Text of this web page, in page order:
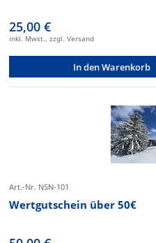
25,00 €
inkl. Mwst., zzgl. Versand
In den Warenkorb
Art.-Nr. NSN-101
Wertgutschein über 50€